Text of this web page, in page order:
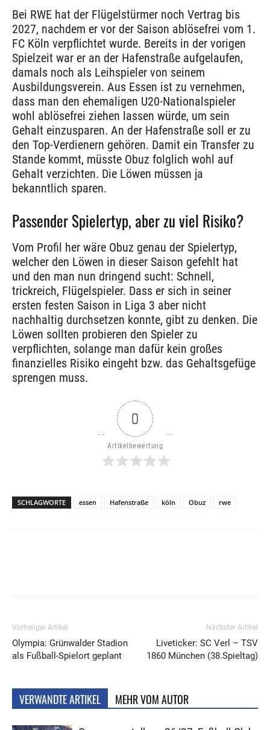
Bei RWE hat der Flügelstürmer noch Vertrag bis
2027, nachdem er vor der Saison ablösefrei vom 1.
FC Köln verpflichtet wurde. Bereits in der vorigen
Spielzeit war er an der Hafenstraße aufgelaufen,
damals noch als Leihspieler von seinem
Ausbildungsverein. Aus Essen ist zu vernehmen,
dass man den ehemaligen U20-Nationalspieler
wohl ablösefrei ziehen lassen würde, um sein
Gehalt einzusparen. An der Hafenstraße soll er zu
den Top-Verdienern gehören. Damit ein Transfer zu
Stande kommt, müsste Obuz folglich wohl auf
Gehalt verzichten. Die Löwen müssen ja
bekanntlich sparen.
Passender Spielertyp, aber zu viel Risiko?
Vom Profil her wäre Obuz genau der Spielertyp,
welcher den Löwen in dieser Saison gefehlt hat
und den man nun dringend sucht: Schnell,
trickreich, Flügelspieler. Dass er sich in seiner
ersten festen Saison in Liga 3 aber nicht
nachhaltig durchsetzen konnte, gibt zu denken. Die
Löwen sollten probieren den Spieler zu
verpflichten, solange man dafür kein großes
finanzielles Risiko eingeht bzw. das Gehaltsgefüge
sprengen muss.
0
Artikelbewertung
SCHLAGWORTE essen Hafenstraße köln Obuz rwe
Vorheriger Artikel
Olympia: Grünwalder Stadion
als Fußball-Spielort geplant
Nächster Artikel
Liveticker: SC Verl – TSV
1860 München (38.Spieltag)
VERWANDTE ARTIKEL MEHR VOM AUTOR